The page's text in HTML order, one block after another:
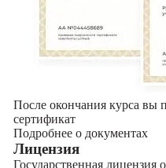
После окончания курса вы
сертификат
Подробнее о документах
Лицензия
Государственная лицензия